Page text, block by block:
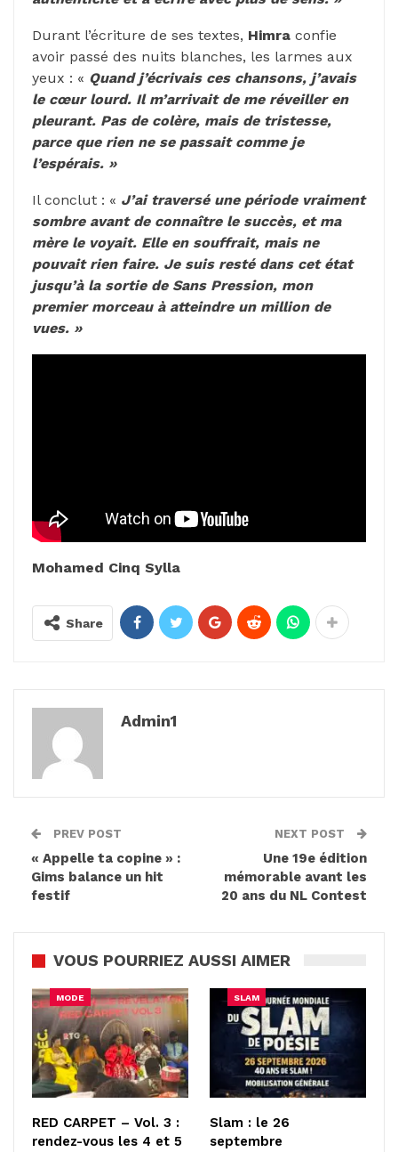
Durant l’écriture de ses textes, Himra confie
avoir passé des nuits blanches, les larmes aux
yeux : « Quand j’écrivais ces chansons, j’avais
le cœur lourd. Il m’arrivait de me réveiller en
pleurant. Pas de colère, mais de tristesse,
parce que rien ne se passait comme je
l’espérais. »
Il conclut : « J’ai traversé une période vraiment
sombre avant de connaître le succès, et ma
mère le voyait. Elle en souffrait, mais ne
pouvait rien faire. Je suis resté dans cet état
jusqu’à la sortie de Sans Pression, mon
premier morceau à atteindre un million de
vues. »
Mohamed Cinq Sylla
Share
Admin1
PREV POST
« Appelle ta copine » :
Gims balance un hit
festif
NEXT POST
Une 19e édition
mémorable avant les
20 ans du NL Contest
VOUS POURRIEZ AUSSI AIMER
MODE
RED CARPET – Vol. 3 :
rendez-vous les 4 et 5
SLAM
Slam : le 26
septembre